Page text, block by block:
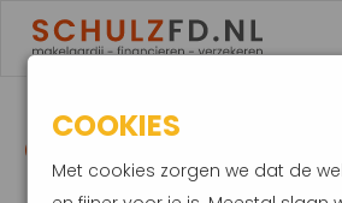
GOUDEN
COOKIES
Met cookies zorgen we dat de